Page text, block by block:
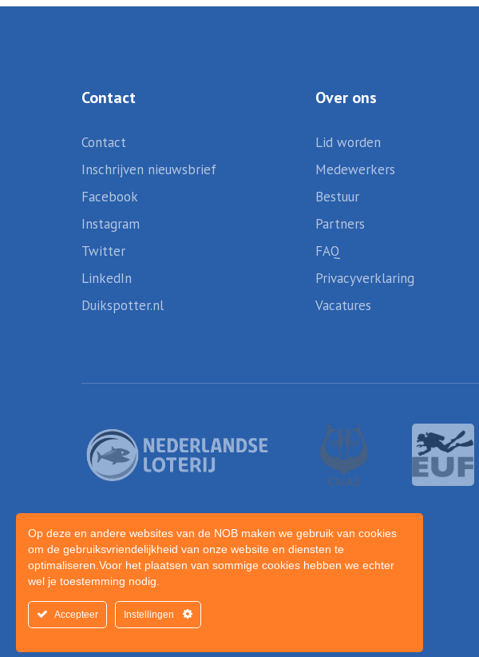
Contact
Contact
Inschrijven nieuwsbrief
Facebook
Instagram
Twitter
LinkedIn
Duikspotter.nl
Over ons
Lid worden
Medewerkers
Bestuur
Partners
FAQ
Privacyverklaring
Vacatures
Op deze en andere websites van de NOB maken we gebruik van cookies
om de gebruiksvriendelijkheid van onze website en diensten te
optimaliseren.Voor het plaatsen van sommige cookies hebben we echter
wel je toestemming nodig.
Accepteer Instellingen